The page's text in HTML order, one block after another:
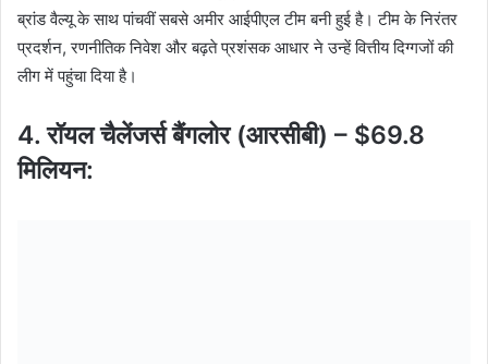
ब्रांड वैल्यू के साथ पांचवीं सबसे अमीर आईपीएल टीम बनी हुई है। टीम के निरंतर
प्रदर्शन, रणनीतिक निवेश और बढ़ते प्रशंसक आधार ने उन्हें वित्तीय दिग्गजों की
लीग में पहुंचा दिया है।
4. रॉयल चैलेंजर्स बैंगलोर (आरसीबी) – $69.8
मिलियन: